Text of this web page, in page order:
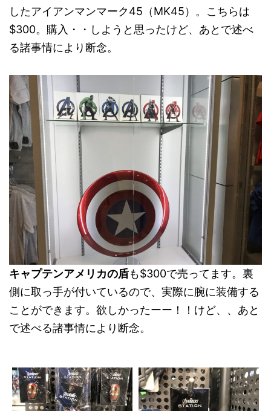
したアイアンマンマーク45（MK45）。こちらは
$300。購入・・しようと思ったけど、あとで述べ
る諸事情により断念。
キャプテンアメリカの盾も$300で売ってます。裏
側に取っ手が付いているので、実際に腕に装備する
ことができます。欲しかったーー！！けど、、あと
で述べる諸事情により断念。